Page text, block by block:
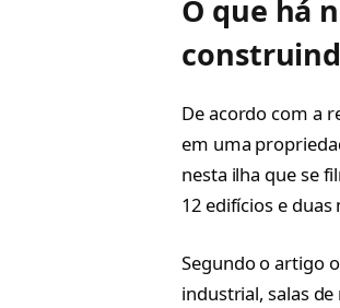
O que há
De acordo com a
em uma
nesta ilha que se
12 edifícios e
Segundo o artigo
industrial, salas